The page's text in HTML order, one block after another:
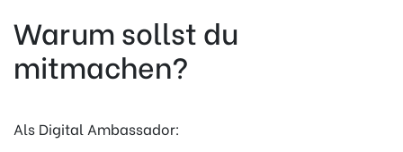
Warum sollst du
mitmachen?
Als Digital Ambassador: